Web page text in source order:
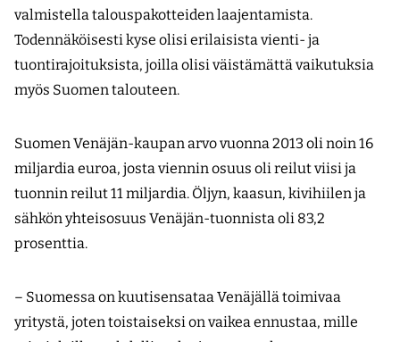
valmistella talouspakotteiden laajentamista.
Todennäköisesti kyse olisi erilaisista vienti- ja
tuontirajoituksista, joilla olisi väistämättä vaikutuksia
myös Suomen talouteen.
Suomen Venäjän-kaupan arvo vuonna 2013 oli noin 16
miljardia euroa, josta viennin osuus oli reilut viisi ja
tuonnin reilut 11 miljardia. Öljyn, kaasun, kivihiilen ja
sähkön yhteisosuus Venäjän-tuonnista oli 83,2
prosenttia.
– Suomessa on kuutisensataa Venäjällä toimivaa
yritystä, joten toistaiseksi on vaikea ennustaa, mille